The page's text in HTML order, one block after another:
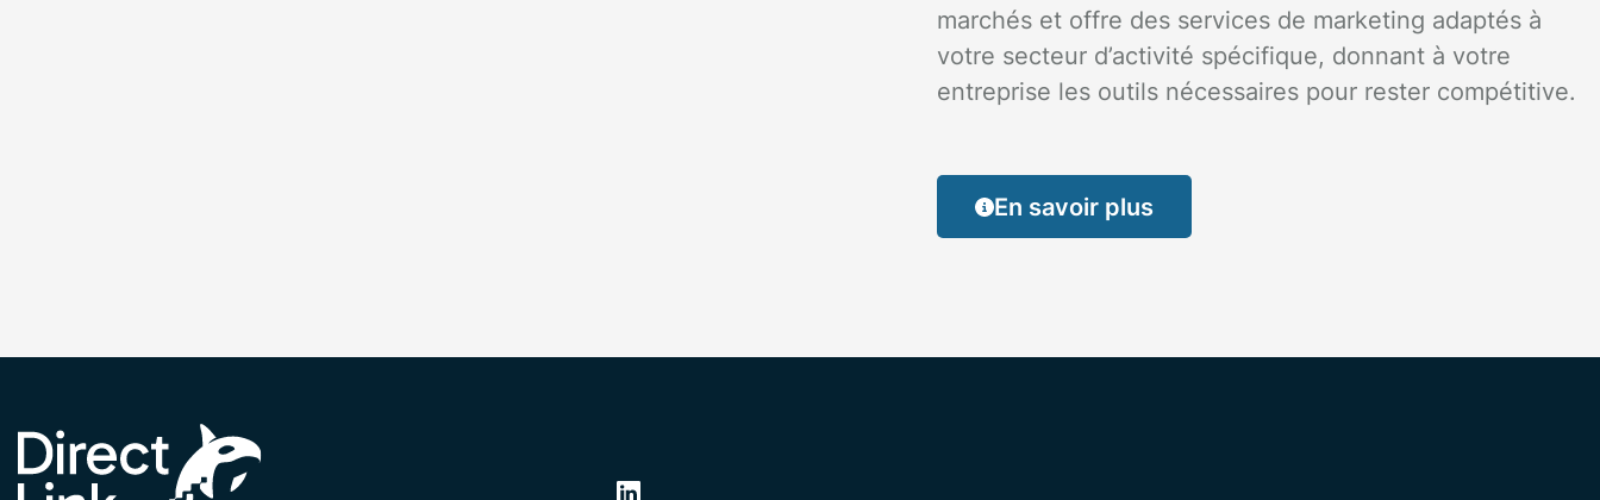
marchés et offre des services de marketing adaptés à
votre secteur d’activité spécifique, donnant à votre
entreprise les outils nécessaires pour rester compétitive.
En savoir plus